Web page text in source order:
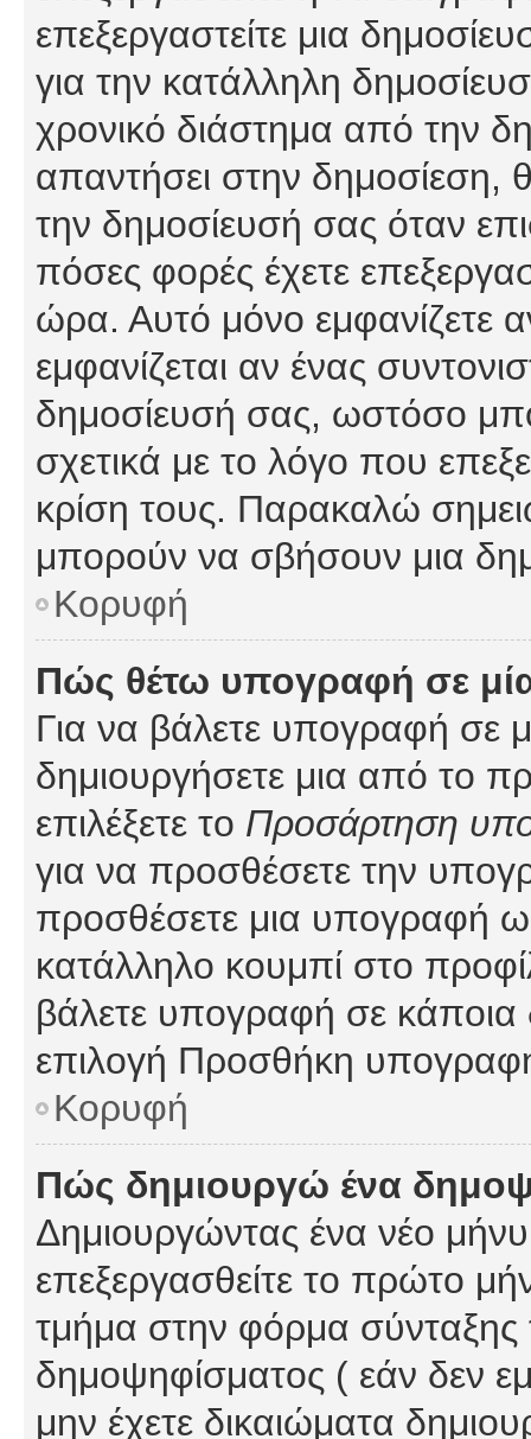
επεξεργαστείτε μια
για την κατάλληλη
χρονικό διάστημα από την
απαντήσει στην δημοσίεση,
την δημοσίευσή σας όταν
πόσες φορές έχετε
ώρα. Αυτό μόνο εμφανίζετε
εμφανίζεται αν ένας
δημοσίευσή σας, ωστόσο
σχετικά με το λόγο που
κρίση τους. Παρακαλώ
μπορούν να σβήσουν μια
Κορυφή
Πώς θέτω υπογραφή σε
Για να βάλετε υπογραφή σε
δημιουργήσετε μια από το
επιλέξετε το Προσάρτηση
για να προσθέσετε την
προσθέσετε μια υπογραφή
κατάλληλο κουμπί στο
βάλετε υπογραφή σε κάποια
επιλογή Προσθήκη
Κορυφή
Πώς δημιουργώ ένα
Δημιουργώντας ένα νέο
επεξεργασθείτε το πρώτο
τμήμα στην φόρμα σύνταξης
δημοψηφίσματος ( εάν δεν
μην έχετε δικαιώματα